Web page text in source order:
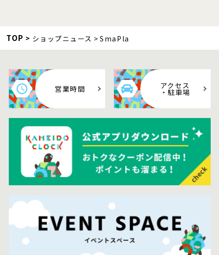
TOP ショップニュース SmaPla
営業時間 アクセス
・駐車場